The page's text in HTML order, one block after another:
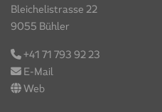
Bleichelistrasse 22
9055 Bühler
+41 71 793 92 23
E-Mail
Web